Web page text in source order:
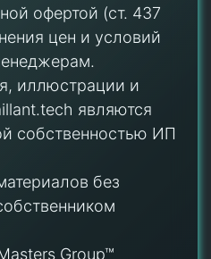
офертой (ст. 437
цен и условий
иллюстрации и
являются
собственностью ИП
без
Group™